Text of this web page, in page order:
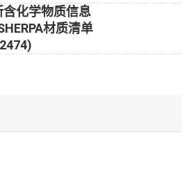
含化学物质信息
材质清单